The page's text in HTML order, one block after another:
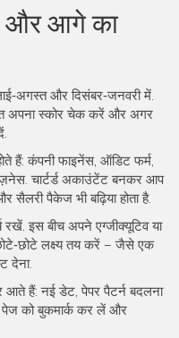
और आगे का
और दिसंबर‑जनवरी में.
अपना स्कोर चेक करें और अगर
हैं: कंपनी फाइनेंस, ऑडिट फर्म,
चार्टर्ड अकाउंटेंट बनकर आप
पैकेज भी बढ़िया होता है.
इस बीच अपने एग्जीक्यूटिव या
लक्ष्य तय करें – जैसे एक
देना.
हैं: नई डेट, पेपर पैटर्न बदलना
पेज को बुकमार्क कर लें और